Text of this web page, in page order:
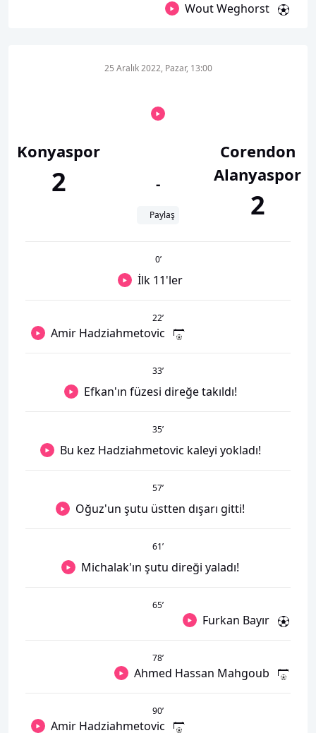
Wout Weghorst
Konyaspor
2
25 Aralık 2022, Pazar, 13:00
-
Paylaş
Corendon
Alanyaspor
2
0’
İlk 11'ler
22’
Amir Hadziahmetovic
33’
Efkan'ın füzesi direğe takıldı!
35’
Bu kez Hadziahmetovic kaleyi yokladı!
57’
Oğuz'un şutu üstten dışarı gitti!
61’
Michalak'ın şutu direği yaladı!
65’
Furkan Bayır
78’
Ahmed Hassan Mahgoub
90’
Amir Hadziahmetovic